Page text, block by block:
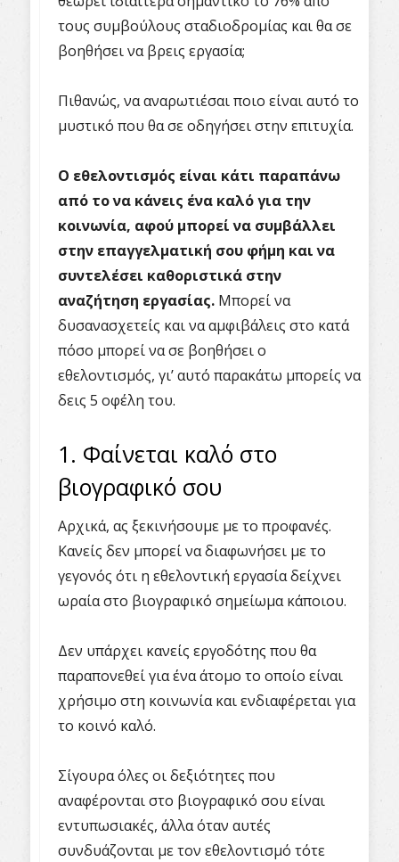
τους συμβούλους σταδιοδρομίας και θα σε
βοηθήσει να βρεις εργασία;
Πιθανώς, να αναρωτιέσαι ποιο είναι αυτό το
μυστικό που θα σε οδηγήσει στην επιτυχία.
Ο εθελοντισμός είναι κάτι παραπάνω
από το να κάνεις ένα καλό για την
κοινωνία, αφού μπορεί να συμβάλλει
στην επαγγελματική σου φήμη και να
συντελέσει καθοριστικά στην
αναζήτηση εργασίας. Μπορεί να
δυσανασχετείς και να αμφιβάλεις στο κατά
πόσο μπορεί να σε βοηθήσει ο
εθελοντισμός, γι’ αυτό παρακάτω μπορείς να
δεις 5 οφέλη του.
1. Φαίνεται καλό στο
βιογραφικό σου
Αρχικά, ας ξεκινήσουμε με το προφανές.
Κανείς δεν μπορεί να διαφωνήσει με το
γεγονός ότι η εθελοντική εργασία δείχνει
ωραία στο βιογραφικό σημείωμα κάποιου.
Δεν υπάρχει κανείς εργοδότης που θα
παραπονεθεί για ένα άτομο το οποίο είναι
χρήσιμο στη κοινωνία και ενδιαφέρεται για
το κοινό καλό.
Σίγουρα όλες οι δεξιότητες που
αναφέρονται στο βιογραφικό σου είναι
εντυπωσιακές, άλλα όταν αυτές
συνδυάζονται με τον εθελοντισμό τότε